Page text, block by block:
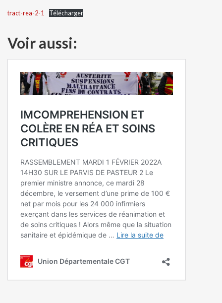
tract-rea-2-1 Télécharger
Voir aussi: